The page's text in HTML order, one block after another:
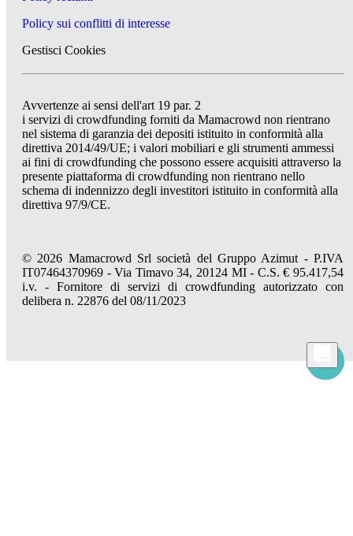
Policy sui conflitti di interesse
Gestisci Cookies
Avvertenze ai sensi dell'art 19 par. 2
i servizi di crowdfunding forniti da Mamacrowd non rientrano
nel sistema di garanzia dei depositi istituito in conformità alla
direttiva 2014/49/UE; i valori mobiliari e gli strumenti ammessi
ai fini di crowdfunding che possono essere acquisiti attraverso la
presente piattaforma di crowdfunding non rientrano nello
schema di indennizzo degli investitori istituito in conformità alla
direttiva 97/9/CE.
© 2026 Mamacrowd Srl società del Gruppo Azimut - P.IVA
IT07464370969 - Via Timavo 34, 20124 MI - C.S. € 95.417,54
i.v. - Fornitore di servizi di crowdfunding autorizzato con
delibera n. 22876 del 08/11/2023